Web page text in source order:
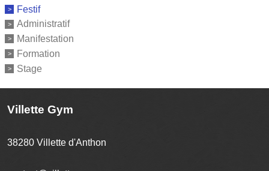
Festif
Administratif
Manifestation
Formation
Stage
Villette Gym
38280 Villette d'Anthon